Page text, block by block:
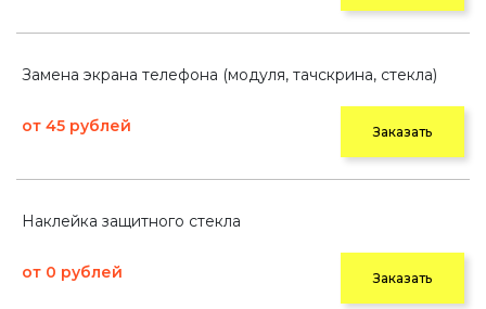
Замена экрана телефона (модуля, тачскрина, стекла)
от 45 рублей Заказать
Наклейка защитного стекла
от 0 рублей Заказать